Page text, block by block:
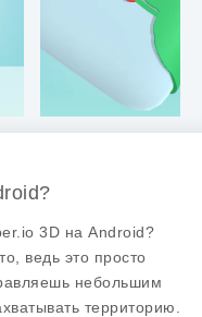
3D на Android?
ведь это просто
небольшим
территорию.